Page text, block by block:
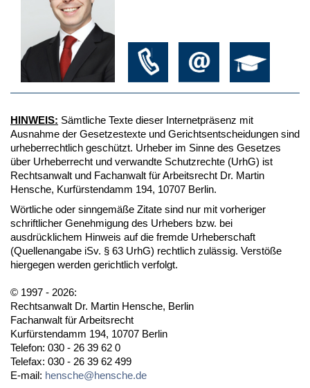
HINWEIS: Sämtliche Texte dieser Internetpräsenz mit
Ausnahme der Gesetzestexte und Gerichtsentscheidungen sind
urheberrechtlich geschützt. Urheber im Sinne des Gesetzes
über Urheberrecht und verwandte Schutzrechte (UrhG) ist
Rechtsanwalt und Fachanwalt für Arbeitsrecht Dr. Martin
Hensche, Kurfürstendamm 194, 10707 Berlin.
Wörtliche oder sinngemäße Zitate sind nur mit vorheriger
schriftlicher Genehmigung des Urhebers bzw. bei
ausdrücklichem Hinweis auf die fremde Urheberschaft
(Quellenangabe iSv. § 63 UrhG) rechtlich zulässig. Verstöße
hiergegen werden gerichtlich verfolgt.
© 1997 - 2026:
Rechtsanwalt Dr. Martin Hensche, Berlin
Fachanwalt für Arbeitsrecht
Kurfürstendamm 194, 10707 Berlin
Telefon: 030 - 26 39 62 0
Telefax: 030 - 26 39 62 499
E-mail: hensche@hensche.de